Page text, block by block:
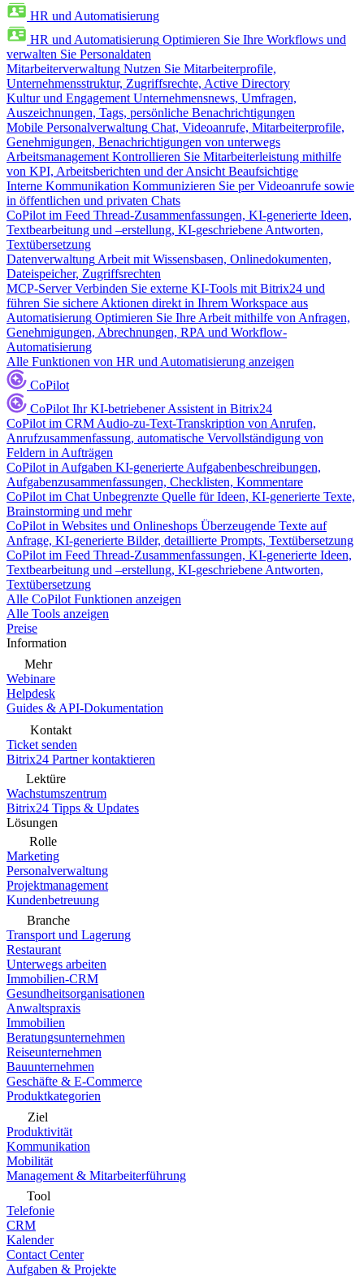
HR und Automatisierung
HR und Automatisierung Optimieren Sie Ihre Workflows und
verwalten Sie Personaldaten
Mitarbeiterverwaltung Nutzen Sie Mitarbeiterprofile,
Unternehmensstruktur, Zugriffsrechte, Active Directory
Kultur und Engagement Unternehmensnews, Umfragen,
Auszeichnungen, Tags, persönliche Benachrichtigungen
Mobile Personalverwaltung Chat, Videoanrufe, Mitarbeiterprofile,
Genehmigungen, Benachrichtigungen von unterwegs
Arbeitsmanagement Kontrollieren Sie Mitarbeiterleistung mithilfe
von KPI, Arbeitsberichten und der Ansicht Beaufsichtige
Interne Kommunikation Kommunizieren Sie per Videoanrufe sowie
in öffentlichen und privaten Chats
CoPilot im Feed Thread-Zusammenfassungen, KI-generierte Ideen,
Textbearbeitung und –erstellung, KI-geschriebene Antworten,
Textübersetzung
Datenverwaltung Arbeit mit Wissensbasen, Onlinedokumenten,
Dateispeicher, Zugriffsrechten
MCP-Server Verbinden Sie externe KI-Tools mit Bitrix24 und
führen Sie sichere Aktionen direkt in Ihrem Workspace aus
Automatisierung Optimieren Sie Ihre Arbeit mithilfe von Anfragen,
Genehmigungen, Abrechnungen, RPA und Workflow-
Automatisierung
Alle Funktionen von HR und Automatisierung anzeigen
CoPilot
CoPilot Ihr KI-betriebener Assistent in Bitrix24
CoPilot im CRM Audio-zu-Text-Transkription von Anrufen,
Anrufzusammenfassung, automatische Vervollständigung von
Feldern in Aufträgen
CoPilot in Aufgaben KI-generierte Aufgabenbeschreibungen,
Aufgabenzusammenfassungen, Checklisten, Kommentare
CoPilot im Chat Unbegrenzte Quelle für Ideen, KI-generierte Texte,
Brainstorming und mehr
CoPilot in Websites und Onlineshops Überzeugende Texte auf
Anfrage, KI-generierte Bilder, detaillierte Prompts, Textübersetzung
CoPilot im Feed Thread-Zusammenfassungen, KI-generierte Ideen,
Textbearbeitung und –erstellung, KI-geschriebene Antworten,
Textübersetzung
Alle CoPilot Funktionen anzeigen
Alle Tools anzeigen
Preise
Information
Mehr
Webinare
Helpdesk
Guides & API-Dokumentation
Kontakt
Ticket senden
Bitrix24 Partner kontaktieren
Lektüre
Wachstumszentrum
Bitrix24 Tipps & Updates
Lösungen
Rolle
Marketing
Personalverwaltung
Projektmanagement
Kundenbetreuung
Branche
Transport und Lagerung
Restaurant
Unterwegs arbeiten
Immobilien-CRM
Gesundheitsorganisationen
Anwaltspraxis
Immobilien
Beratungsunternehmen
Reiseunternehmen
Bauunternehmen
Geschäfte & E-Commerce
Produktkategorien
Ziel
Produktivität
Kommunikation
Mobilität
Management & Mitarbeiterführung
Tool
Telefonie
CRM
Kalender
Contact Center
Aufgaben & Projekte